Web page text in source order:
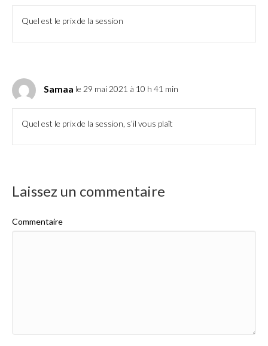
Quel est le prix de la session
Samaa le 29 mai 2021 à 10 h 41 min
Quel est le prix de la session, s’il vous plaît
Laissez un commentaire
Commentaire